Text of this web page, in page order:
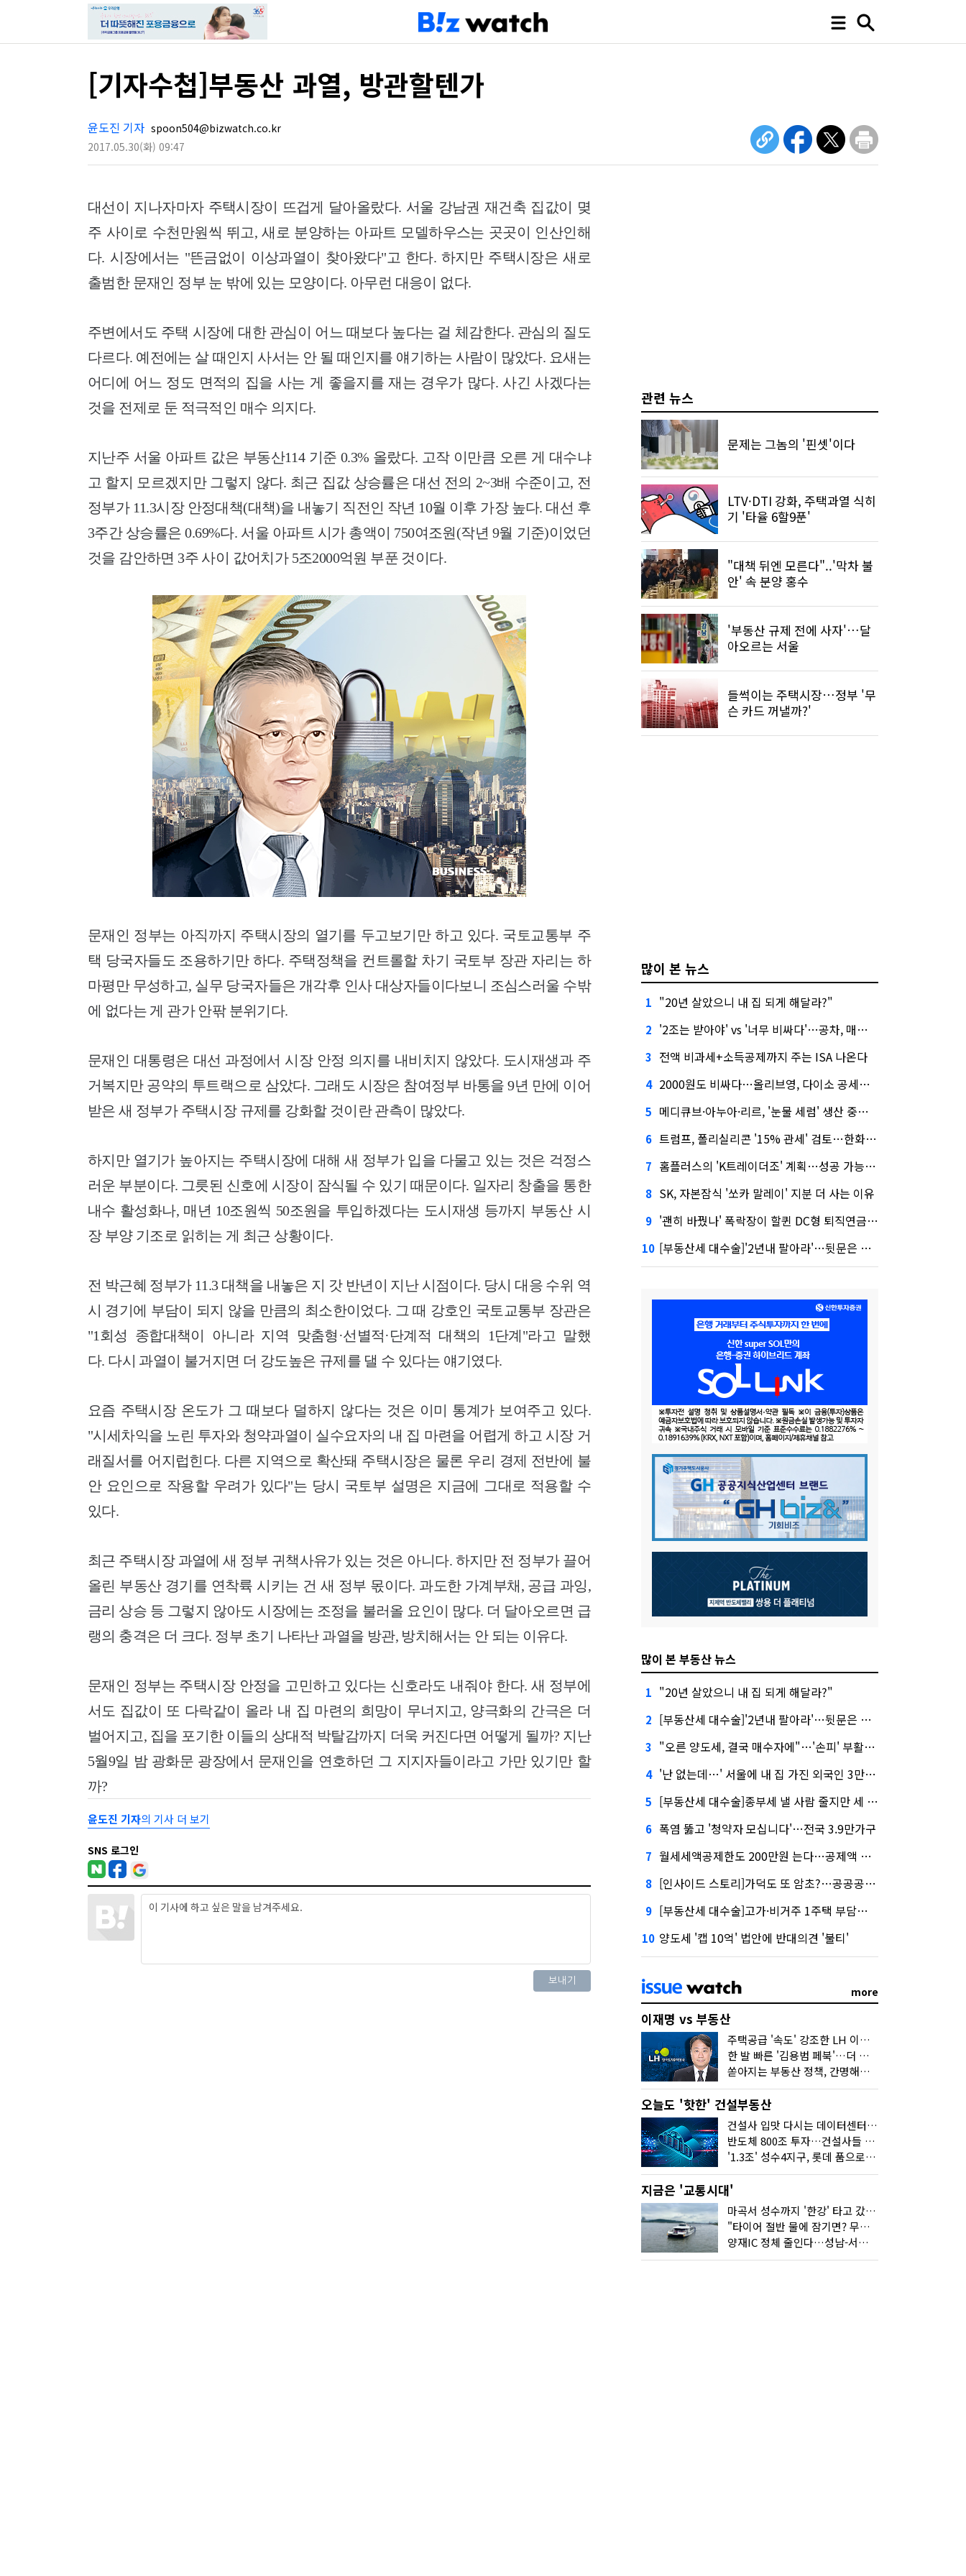
[기자수첩]부동산 과열, 방관할텐가
윤도진 기자 spoon504@bizwatch.co.kr
2017.05.30(화) 09:47
대선이 지나자마자 주택시장이 뜨겁게 달아올랐다. 서울 강남권 재건축 집값이 몆
주 사이로 수천만원씩 뛰고, 새로 분양하는 아파트 모델하우스는 곳곳이 인산인해
다. 시장에서는 "뜬금없이 이상과열이 찾아왔다"고 한다. 하지만 주택시장은 새로
출범한 문재인 정부 눈 밖에 있는 모양이다. 아무런 대응이 없다.
주변에서도 주택 시장에 대한 관심이 어느 때보다 높다는 걸 체감한다. 관심의 질도
다르다. 예전에는 살 때인지 사서는 안 될 때인지를 얘기하는 사람이 많았다. 요새는
어디에 어느 정도 면적의 집을 사는 게 좋을지를 재는 경우가 많다. 사긴 사겠다는
것을 전제로 둔 적극적인 매수 의지다.
지난주 서울 아파트 값은 부동산114 기준 0.3% 올랐다. 고작 이만큼 오른 게 대수냐
고 할지 모르겠지만 그렇지 않다. 최근 집값 상승률은 대선 전의 2~3배 수준이고, 전
정부가 11.3시장 안정대책(대책)을 내놓기 직전인 작년 10월 이후 가장 높다. 대선 후
3주간 상승률은 0.69%다. 서울 아파트 시가 총액이 750여조원(작년 9월 기준)이었던
것을 감안하면 3주 사이 값어치가 5조2000억원 부푼 것이다.
문재인 정부는 아직까지 주택시장의 열기를 두고보기만 하고 있다. 국토교통부 주
택 당국자들도 조용하기만 하다. 주택정책을 컨트롤할 차기 국토부 장관 자리는 하
마평만 무성하고, 실무 당국자들은 개각후 인사 대상자들이다보니 조심스러울 수밖
에 없다는 게 관가 안팎 분위기다.
문재인 대통령은 대선 과정에서 시장 안정 의지를 내비치지 않았다. 도시재생과 주
거복지만 공약의 투트랙으로 삼았다. 그래도 시장은 참여정부 바통을 9년 만에 이어
받은 새 정부가 주택시장 규제를 강화할 것이란 관측이 많았다.
하지만 열기가 높아지는 주택시장에 대해 새 정부가 입을 다물고 있는 것은 걱정스
러운 부분이다. 그릇된 신호에 시장이 잠식될 수 있기 때문이다. 일자리 창출을 통한
내수 활성화나, 매년 10조원씩 50조원을 투입하겠다는 도시재생 등까지 부동산 시
장 부양 기조로 읽히는 게 최근 상황이다.
전 박근혜 정부가 11.3 대책을 내놓은 지 갓 반년이 지난 시점이다. 당시 대응 수위 역
시 경기에 부담이 되지 않을 만큼의 최소한이었다. 그 때 강호인 국토교통부 장관은
"1회성 종합대책이 아니라 지역 맞춤형·선별적·단계적 대책의 1단계"라고 말했
다. 다시 과열이 불거지면 더 강도높은 규제를 댈 수 있다는 얘기였다.
요즘 주택시장 온도가 그 때보다 덜하지 않다는 것은 이미 통계가 보여주고 있다.
"시세차익을 노린 투자와 청약과열이 실수요자의 내 집 마련을 어렵게 하고 시장 거
래질서를 어지럽힌다. 다른 지역으로 확산돼 주택시장은 물론 우리 경제 전반에 불
안 요인으로 작용할 우려가 있다"는 당시 국토부 설명은 지금에 그대로 적용할 수
있다.
최근 주택시장 과열에 새 정부 귀책사유가 있는 것은 아니다. 하지만 전 정부가 끌어
올린 부동산 경기를 연착륙 시키는 건 새 정부 몫이다. 과도한 가계부채, 공급 과잉,
금리 상승 등 그렇지 않아도 시장에는 조정을 불러올 요인이 많다. 더 달아오르면 급
랭의 충격은 더 크다. 정부 초기 나타난 과열을 방관, 방치해서는 안 되는 이유다.
문재인 정부는 주택시장 안정을 고민하고 있다는 신호라도 내줘야 한다. 새 정부에
서도 집값이 또 다락같이 올라 내 집 마련의 희망이 무너지고, 양극화의 간극은 더
벌어지고, 집을 포기한 이들의 상대적 박탈감까지 더욱 커진다면 어떻게 될까? 지난
5월9일 밤 광화문 광장에서 문재인을 연호하던 그 지지자들이라고 가만 있기만 할
까?
윤도진 기자의 기사 더 보기
SNS 로그인
관련 뉴스
문제는 그놈의 '핀셋'이다
LTV·DTI 강화, 주택과열 식히
기 '타율 6할9푼'
"대책 뒤엔 모른다"..'막차 불
안' 속 분양 홍수
'부동산 규제 전에 사자'…달
아오르는 서울
들썩이는 주택시장…정부 '무
슨 카드 꺼낼까?'
많이 본 뉴스
1 "20년 살았으니 내 집 되게 해달라?"
2 '2조는 받아야' vs '너무 비싸다'…공차, 매각 성공할까
3 전액 비과세+소득공제까지 주는 ISA 나온다
4 2000원도 비싸다…올리브영, 다이소 공세에 '가성비'로 맞불
5 메디큐브·아누아·리르, '눈물 세럼' 생산 중단한다
6 트럼프, 폴리실리콘 '15% 관세' 검토…한화큐셀·OCI 영향은?
7 홈플러스의 'K트레이더조' 계획…성공 가능성은 '글쎄'
8 SK, 자본잠식 '쏘카 말레이' 지분 더 사는 이유
9 '괜히 바꿨나' 폭락장이 할퀸 DC형 퇴직연금…전문가 조언은
10 [부동산세 대수술]'2년내 팔아라'…뒷문은 열었다
많이 본 부동산 뉴스
1 "20년 살았으니 내 집 되게 해달라?"
2 [부동산세 대수술]'2년내 팔아라'…뒷문은 열었다
3 "오른 양도세, 결국 매수자에"…'손피' 부활할까?
4 '난 없는데…' 서울에 내 집 가진 외국인 3만3000명
5 [부동산세 대수술]종부세 낼 사람 줄지만 세 부담 커진다
6 폭염 뚫고 '청약자 모십니다'…전국 3.9만가구
7 월세세액공제한도 200만원 는다…공제액 최대 54만원↑
8 [인사이드 스토리]가덕도 또 암초?…공공공사의 '굴레'
9 [부동산세 대수술]고가·비거주 1주택 부담…'대전족'도 불똥
10 양도세 '캡 10억' 법안에 반대의견 '불티'
more
이재명 vs 부동산
주택공급 '속도' 강조한 LH 이성훈 "전력질주해야"
한 발 빠른 '김용범 페북'…더 강한 부동산 규제 나오나
쏟아지는 부동산 정책, 간명해져야
오늘도 '핫한' 건설부동산
건설사 입맛 다시는 데이터센터…암초는 '주민 반대'
반도체 800조 투자…건설사들 "물 들어온다!"
'1.3조' 성수4지구, 롯데 품으로…'성수르엘 S70' 거듭
지금은 '교통시대'
마곡서 성수까지 '한강' 타고 갔습니다
"타이어 절반 물에 잠기면? 무조건 탈출하세요"
양재IC 정체 줄인다…성남-서초 고속도로 2029년 착공